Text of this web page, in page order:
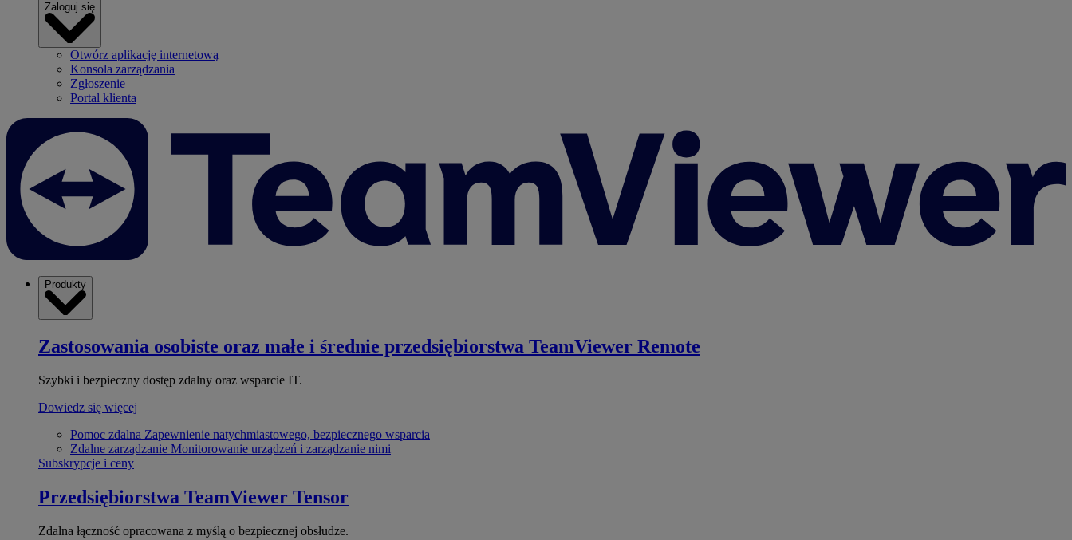
Zaloguj się
Otwórz aplikację internetową
Konsola zarządzania
Zgłoszenie
Portal klienta
Produkty
Zastosowania osobiste oraz małe i średnie przedsiębiorstwa TeamViewer Remote
Szybki i bezpieczny dostęp zdalny oraz wsparcie IT.
Dowiedz się więcej
Pomoc zdalna Zapewnienie natychmiastowego, bezpiecznego wsparcia
Zdalne zarządzanie Monitorowanie urządzeń i zarządzanie nimi
Subskrypcje i ceny
Przedsiębiorstwa TeamViewer Tensor
Zdalna łączność opracowana z myślą o bezpiecznej obsłudze.